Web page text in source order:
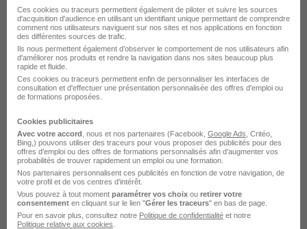
Otis Megève
L'emploi chez Otis par Ville
Otis Nanterre
Otis Nancy
Otis Nevers
Otis Reims
Otis Rouen
Ces cookies ou traceurs permettent également de piloter et suivre les sources
d'acquisition d'audience en utilisant un identifiant unique permettant de comprendre
comment nos utilisateurs naviguent sur nos sites et nos applications en fonction
des différentes sources de trafic.
Ils nous permettent également d’observer le comportement de nos utilisateurs afin
d'améliorer nos produits et rendre la navigation dans nos sites beaucoup plus
rapide et fluide.
Ces cookies ou traceurs permettent enfin de personnaliser les interfaces de
consultation et d'effectuer une présentation personnalisée des offres d'emploi ou
de formations proposées.
Cookies publicitaires
Avec votre accord , nous et nos partenaires (Facebook, Google Ads , Critéo,
Bing,) pouvons utiliser des traceurs pour vous proposer des publicités pour des
offres d’emploi ou des offres de formations personnalisés afin d’augmenter vos
probabilités de trouver rapidement un emploi ou une formation.
Nos partenaires personnalisent ces publicités en fonction de votre navigation, de
votre profil et de vos centres d’intérêt.
Vous pouvez à tout moment paramétrer vos choix ou retirer votre
consentement en cliquant sur le lien "Gérer les traceurs" en bas de page.
Pour en savoir plus, consultez notre Politique de confidentialité et notre
Politique relative aux cookies